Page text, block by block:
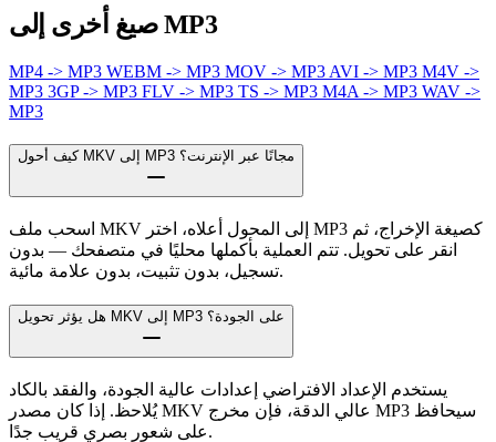
صيغ أخرى إلى MP3
MP4 -> MP3 WEBM -> MP3 MOV -> MP3 AVI -> MP3 M4V ->
MP3 3GP -> MP3 FLV -> MP3 TS -> MP3 M4A -> MP3 WAV ->
MP3
كيف أحول MKV إلى MP3 مجانًا عبر الإنترنت؟
اسحب ملف MKV إلى المحول أعلاه، اختر MP3 كصيغة الإخراج، ثم
انقر على تحويل. تتم العملية بأكملها محليًا في متصفحك — بدون
تسجيل، بدون تثبيت، بدون علامة مائية.
هل يؤثر تحويل MKV إلى MP3 على الجودة؟
يستخدم الإعداد الافتراضي إعدادات عالية الجودة، والفقد بالكاد
يُلاحظ. إذا كان مصدر MKV عالي الدقة، فإن مخرج MP3 سيحافظ
على شعور بصري قريب جدًا.